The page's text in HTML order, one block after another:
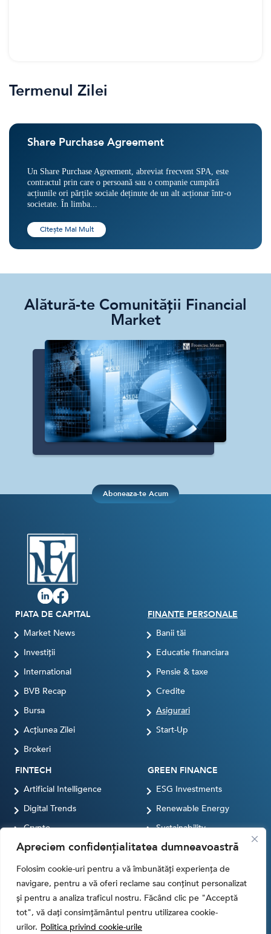
Apreciem confidențialitatea dumneavoastră
Folosim cookie-uri pentru a vă îmbunătăți experiența de
navigare, pentru a vă oferi reclame sau conținut personalizat
și pentru a analiza traficul nostru. Făcând clic pe "Acceptă
tot", vă dați consimțământul pentru utilizarea cookie-
urilor. Politica privind cookie-urile
Termenul Zilei
Share Purchase Agreement
Un Share Purchase Agreement, abreviat frecvent SPA, este
contractul prin care o persoană sau o companie cumpără
acțiunile ori părțile sociale deținute de un alt acționar într-o
societate. În limba...
Citește Mai Mult
Alătură-te Comunității Financial
Market
Aboneaza-te Acum
PIATA DE CAPITAL
Market News
Investiții
International
BVB Recap
Bursa
Acțiunea Zilei
Brokeri
BROKERI
FINANTE PERSONALE
Banii tăi
Educatie financiara
Pensie & taxe
Credite
Asigurari
Start-Up
FINTECH
Artificial Intelligence
Digital Trends
Crypto
Digital payments
TERMENUL ZILEI
GREEN FINANCE
ESG Investments
Renewable Energy
Sustainability
Termeni si conditii